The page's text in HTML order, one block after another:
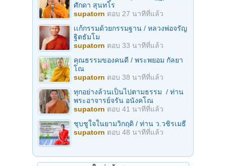
ศักดา สุนทโร
supatorn ตอบ 27 นาทีที่แล้ว
เเก้กรรมด้วยกรรมฐาน / หลวงพ่อจรัญ
ฐิตธัมโม
supatorn ตอบ 33 นาทีที่แล้ว
คุณธรรมของคนดี / พระพยอม กัลยา
โณ
supatorn ตอบ 38 นาทีที่แล้ว
ทุกอย่างล้วนเป็นไปตามธรรม ‪ / ท่าน
พระอาจารย์จรัน อนังคโณ
supatorn ตอบ 41 นาทีที่แล้ว
ชุบชูใจในยามวิกฤติ / ท่าน ว.วชิรเมธี
supatorn ตอบ 48 นาทีที่แล้ว